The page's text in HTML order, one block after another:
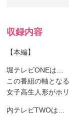
収録内容
【本編】
堀テレビONEは…
この番組の軸とな
女子高生人形がホ
内テレビTWOは…